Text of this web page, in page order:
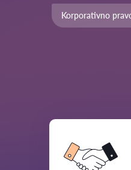
Korporativno